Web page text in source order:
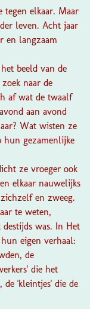
tegen elkaar. Maar
leven. Acht jaar
en langzaam
beeld van de
naar de
af wat de twaalf
aan avond
Wat wisten ze
hun gezamenlijke
ze vroeger ook
elkaar nauwelijks
en zweeg.
te weten,
was. In Het
eigen verhaal:
de
die het
'kleintjes' die de